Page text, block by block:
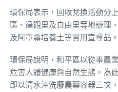
環保局表示，回收兌換活動分
區、達觀里及自由里等地辦理
及阿罩霧培養土等實用宣導品。
環保局說明，和平區以從事農
危害人體健康與自然生態。為
即以清水沖洗廢農藥容器三次